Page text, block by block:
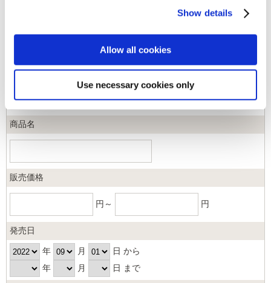
Show details
Allow all cookies
Use necessary cookies only
商品コード
商品名
販売価格
円～ 円
発売日
年 月
日 から
年
月 日 まで